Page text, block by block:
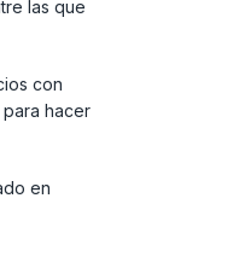
las que
con
hacer
en